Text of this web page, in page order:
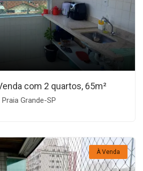
com 2 quartos, 65m²
Grande-SP
À Venda